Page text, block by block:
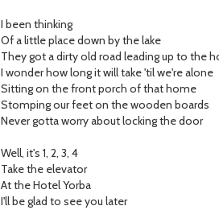
I been thinking
Of a little place down by the lake
They got a dirty old road leading up to the
I wonder how long it will take 'til we're alone
Sitting on the front porch of that home
Stomping our feet on the wooden boards
Never gotta worry about locking the door
Well, it's 1, 2, 3, 4
Take the elevator
At the Hotel Yorba
I'll be glad to see you later